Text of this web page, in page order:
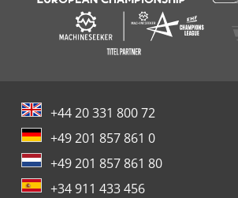
+44 20 331 800 72
+49 201 857 861 0
+49 201 857 861 80
+34 911 433 456